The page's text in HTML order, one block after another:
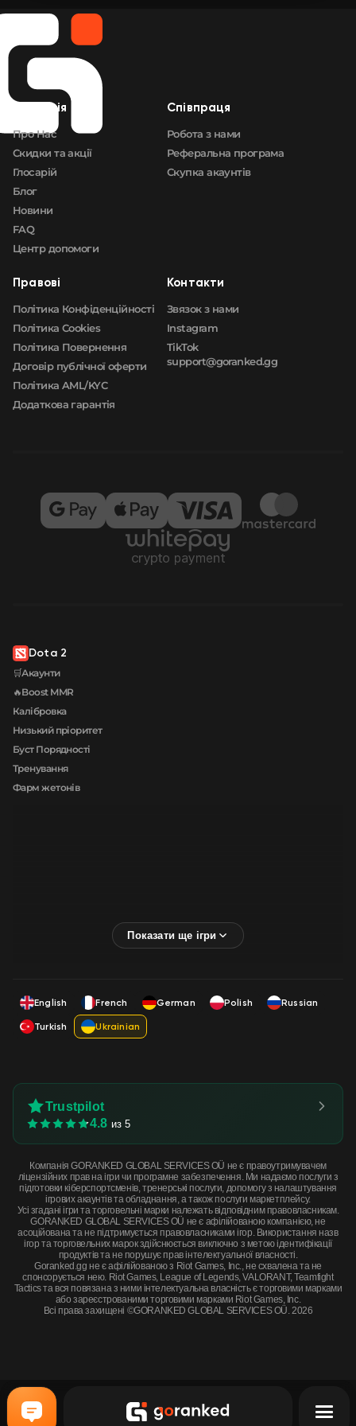
FN
Компанія
Про Нас
Скидки та акції
Глосарій
Блог
Новини
FAQ
Центр допомоги
Cпівпраця
Робота з нами
Реферальна програма
Скупка акаунтів
Правові
Політика Конфіденційності
Політика Cookies
Політика Повернення
Договір публічної оферти
Політика AML/KYC
Додаткова гарантія
Контакти
Звязок з нами
Instagram
TikTok
support@goranked.gg
Dota 2
🛒Акаунти
🔥Boost MMR
Калібровка
Низький пріоритет
Буст Порядності
Тренування
Фарм жетонів
English French German Polish
Russian
Turkish
Ukrainian
Trustpilot
4.8 из 5
Компанія GORANKED GLOBAL SERVICES OÜ не є правоутримувачем
ліцензійних прав на ігри чи програмне забезпечення. Ми надаємо послуги з
підготовки кіберспортсменів, тренерські послуги, допомогу з налаштування
ігрових акаунтів та обладнання, а також послуги маркетплейсу.
Усі згадані ігри та торговельні марки належать відповідним правовласникам.
GORANKED GLOBAL SERVICES OÜ не є афілійованою компанією, не
асоційована та не підтримується правовласниками ігор. Використання назв
ігор та торговельних марок здійснюється виключно з метою ідентифікації
продуктів та не порушує прав інтелектуальної власності.
Goranked.gg не є афілійованою з Riot Games, Inc., не схвалена та не
спонсорується нею. Riot Games, League of Legends, VALORANT, Teamfight
Tactics та вся повязана з ними інтелектуальна власність є торговими марками
або зареєстрованими торговими марками Riot Games, Inc.
Всі права захищені ©GORANKED GLOBAL SERVICES OÜ. 2026